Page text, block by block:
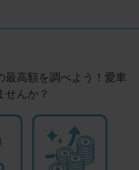
最高額を調べよう！愛車
せんか？